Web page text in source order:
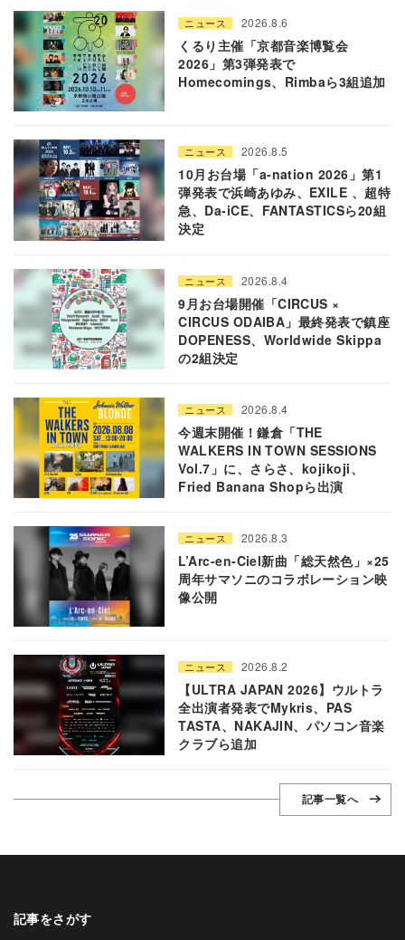
ニュース 2026.8.6
くるり主催「京都音楽博覧会
2026」第3弾発表で
Homecomings、Rimbaら3組追加
ニュース 2026.8.5
10月お台場「a-nation 2026」第1
弾発表で浜崎あゆみ、EXILE 、超特
急、Da-iCE、FANTASTICSら20組
決定
ニュース 2026.8.4
9月お台場開催「CIRCUS ×
CIRCUS ODAIBA」最終発表で鎮座
DOPENESS、Worldwide Skippa
の2組決定
ニュース 2026.8.4
今週末開催！鎌倉「THE
WALKERS IN TOWN SESSIONS
Vol.7」に、さらさ、kojikoji、
Fried Banana Shopら出演
ニュース 2026.8.3
L’Arc-en-Ciel新曲「総天然色」×25
周年サマソニのコラボレーション映
像公開
ニュース 2026.8.2
【ULTRA JAPAN 2026】ウルトラ
全出演者発表でMykris、PAS
TASTA、NAKAJIN、パソコン音楽
クラブら追加
記事一覧へ
記事をさがす